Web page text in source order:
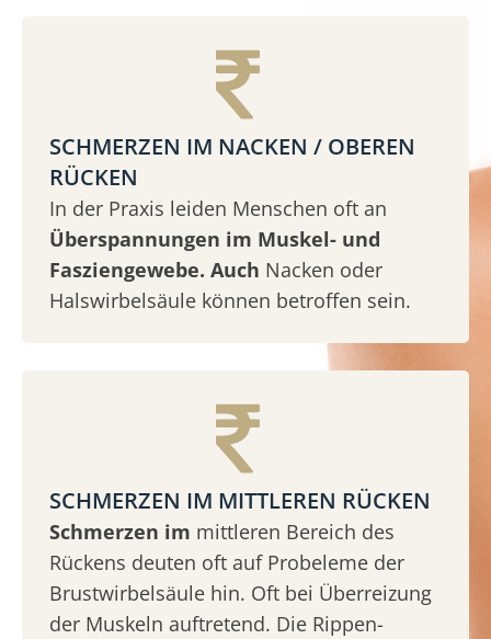
SCHMERZEN IM NACKEN / OBEREN
RÜCKEN
In der Praxis leiden Menschen oft an
Überspannungen im Muskel- und
Fasziengewebe. Auch Nacken oder
Halswirbelsäule können betroffen sein.
SCHMERZEN IM MITTLEREN RÜCKEN
Schmerzen im mittleren Bereich des
Rückens deuten oft auf Probeleme der
Brustwirbelsäule hin. Oft bei Überreizung
der Muskeln auftretend. Die Rippen-